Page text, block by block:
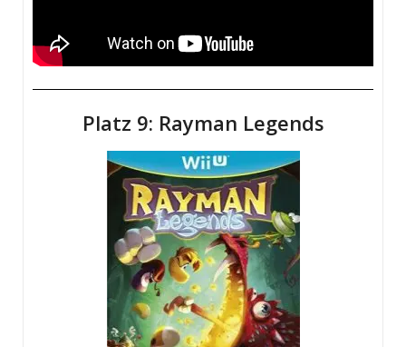
Platz 9: Rayman Legends